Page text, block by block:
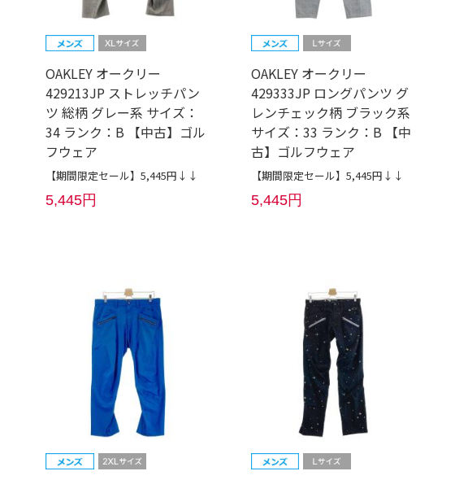
OAKLEY オークリー
429213JP ストレッチパン
ツ 総柄 グレー系 サイズ：
34 ランク：B 【中古】ゴル
フウェア
【期間限定セール】5,445円↓↓
5,445円
OAKLEY オークリー
429333JP ロングパンツ グ
レンチェック柄 ブラック系
サイズ：33 ランク：B 【中
古】ゴルフウェア
【期間限定セール】5,445円↓↓
5,445円